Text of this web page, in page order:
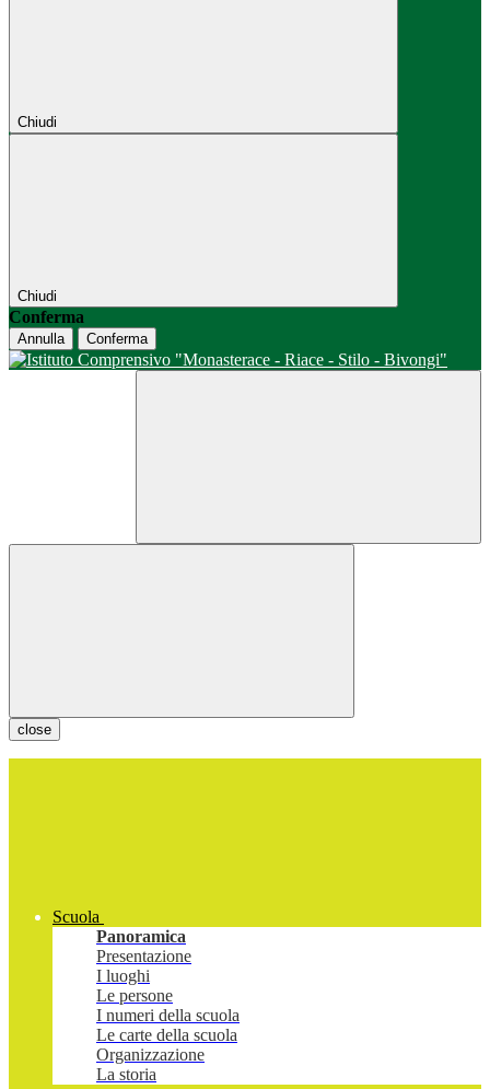
Chiudi
Chiudi
Conferma
Annulla Conferma
close
Scuola
Panoramica
Presentazione
I luoghi
Le persone
I numeri della scuola
Le carte della scuola
Organizzazione
La storia